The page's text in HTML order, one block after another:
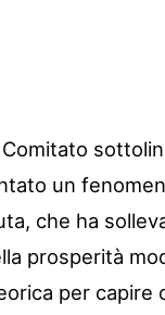
un
che ha
prosperità
per capire